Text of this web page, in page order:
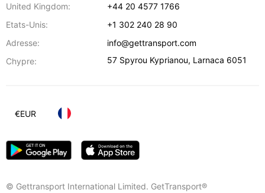
United Kingdom:
+44 20 4577 1766
Etats-Unis:
+1 302 240 28 90
Adresse:
info@gettransport.com
Chypre:
57 Spyrou Kyprianou, Larnaca 6051
© Gettransport International Limited. GetTransport®
€EUR